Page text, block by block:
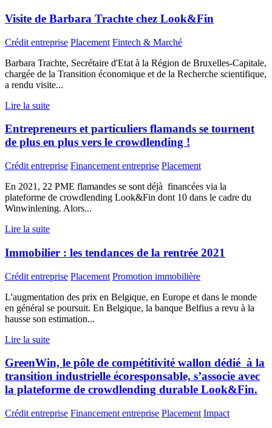
Visite de Barbara Trachte chez Look&Fin
Crédit entreprise Placement Fintech & Marché
Barbara Trachte, Secrétaire d'Etat à la Région de Bruxelles-Capitale,
chargée de la Transition économique et de la Recherche scientifique,
a rendu visite...
Lire la suite
Entrepreneurs et particuliers flamands se tournent
de plus en plus vers le crowdlending !
Crédit entreprise Financement entreprise Placement
En 2021, 22 PME flamandes se sont déjà financées via la
plateforme de crowdlending Look&Fin dont 10 dans le cadre du
Winwinlening. Alors...
Lire la suite
Immobilier : les tendances de la rentrée 2021
Crédit entreprise Placement Promotion immobilière
L'augmentation des prix en Belgique, en Europe et dans le monde
en général se poursuit. En Belgique, la banque Belfius a revu à la
hausse son estimation...
Lire la suite
GreenWin, le pôle de compétitivité wallon dédié à la
transition industrielle écoresponsable, s’associe avec
la plateforme de crowdlending durable Look&Fin.
Crédit entreprise Financement entreprise Placement Impact